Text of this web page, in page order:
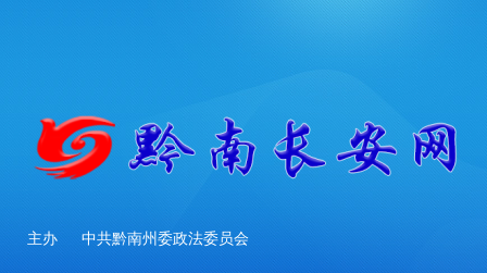
主办 中共黔南州委政法委员会